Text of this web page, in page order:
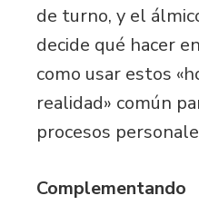
de turno, y el
decide qué hacer
como usar estos
realidad» común
procesos
Complementando